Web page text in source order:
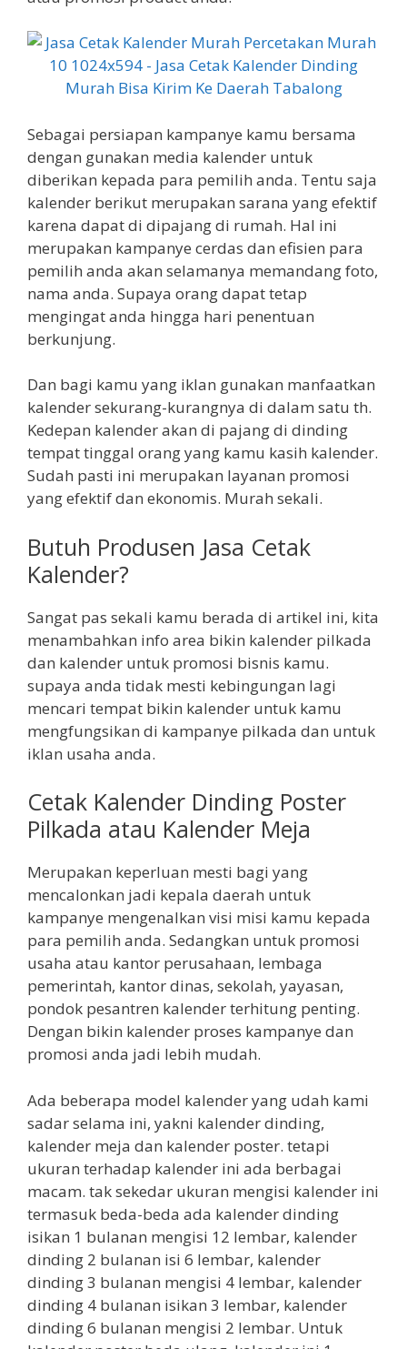
Sebagai persiapan kampanye kamu bersama
dengan gunakan media kalender untuk
diberikan kepada para pemilih anda. Tentu saja
kalender berikut merupakan sarana yang efektif
karena dapat di dipajang di rumah. Hal ini
merupakan kampanye cerdas dan efisien para
pemilih anda akan selamanya memandang foto,
nama anda. Supaya orang dapat tetap
mengingat anda hingga hari penentuan
berkunjung.
Dan bagi kamu yang iklan gunakan manfaatkan
kalender sekurang-kurangnya di dalam satu th.
Kedepan kalender akan di pajang di dinding
tempat tinggal orang yang kamu kasih kalender.
Sudah pasti ini merupakan layanan promosi
yang efektif dan ekonomis. Murah sekali.
Butuh Produsen Jasa Cetak
Kalender?
Sangat pas sekali kamu berada di artikel ini, kita
menambahkan info area bikin kalender pilkada
dan kalender untuk promosi bisnis kamu.
supaya anda tidak mesti kebingungan lagi
mencari tempat bikin kalender untuk kamu
mengfungsikan di kampanye pilkada dan untuk
iklan usaha anda.
Cetak Kalender Dinding Poster
Pilkada atau Kalender Meja
Merupakan keperluan mesti bagi yang
mencalonkan jadi kepala daerah untuk
kampanye mengenalkan visi misi kamu kepada
para pemilih anda. Sedangkan untuk promosi
usaha atau kantor perusahaan, lembaga
pemerintah, kantor dinas, sekolah, yayasan,
pondok pesantren kalender terhitung penting.
Dengan bikin kalender proses kampanye dan
promosi anda jadi lebih mudah.
Ada beberapa model kalender yang udah kami
sadar selama ini, yakni kalender dinding,
kalender meja dan kalender poster. tetapi
ukuran terhadap kalender ini ada berbagai
macam. tak sekedar ukuran mengisi kalender ini
termasuk beda-beda ada kalender dinding
isikan 1 bulanan mengisi 12 lembar, kalender
dinding 2 bulanan isi 6 lembar, kalender
dinding 3 bulanan mengisi 4 lembar, kalender
dinding 4 bulanan isikan 3 lembar, kalender
dinding 6 bulanan mengisi 2 lembar. Untuk